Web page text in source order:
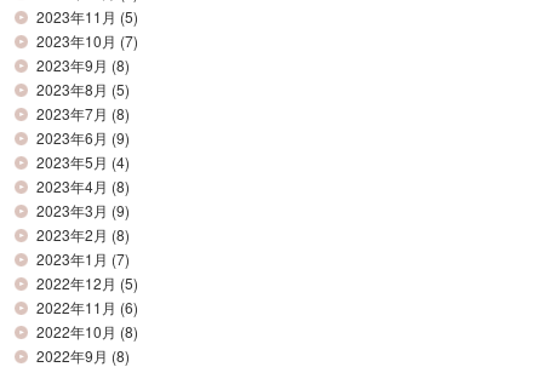
2023年11月 (5)
2023年10月 (7)
2023年9月 (8)
2023年8月 (5)
2023年7月 (8)
2023年6月 (9)
2023年5月 (4)
2023年4月 (8)
2023年3月 (9)
2023年2月 (8)
2023年1月 (7)
2022年12月 (5)
2022年11月 (6)
2022年10月 (8)
2022年9月 (8)